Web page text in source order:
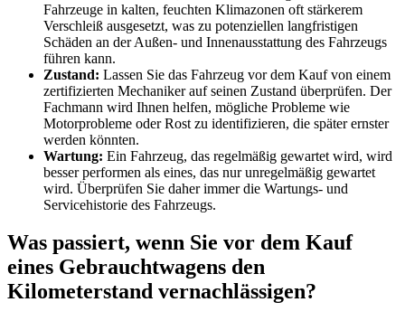
Fahrzeuge in kalten, feuchten Klimazonen oft stärkerem
Verschleiß ausgesetzt, was zu potenziellen langfristigen
Schäden an der Außen- und Innenausstattung des Fahrzeugs
führen kann.
Zustand: Lassen Sie das Fahrzeug vor dem Kauf von einem
zertifizierten Mechaniker auf seinen Zustand überprüfen. Der
Fachmann wird Ihnen helfen, mögliche Probleme wie
Motorprobleme oder Rost zu identifizieren, die später ernster
werden könnten.
Wartung: Ein Fahrzeug, das regelmäßig gewartet wird, wird
besser performen als eines, das nur unregelmäßig gewartet
wird. Überprüfen Sie daher immer die Wartungs- und
Servicehistorie des Fahrzeugs.
Was passiert, wenn Sie vor dem Kauf
eines Gebrauchtwagens den
Kilometerstand vernachlässigen?